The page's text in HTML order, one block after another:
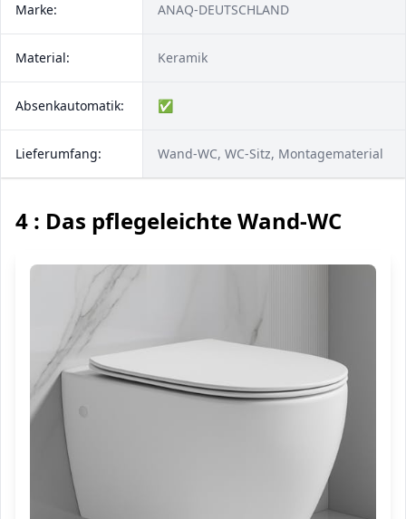
Marke: ANAQ-DEUTSCHLAND
Material: Keramik
Absenkautomatik: ✅
Lieferumfang: Wand-WC, WC-Sitz, Montagematerial
4 : Das pflegeleichte Wand-WC